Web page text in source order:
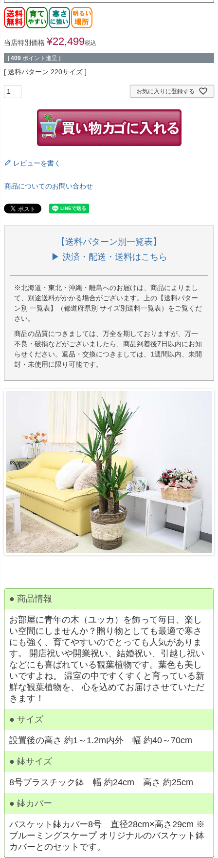
当店特別価格 ¥22,499税込
[ 409 ポイント進呈 ]
送料パターン 220サイズ
お気に入りに登録する
レビューを書く
商品についてのお問い合わせ
【送料パターン別一覧表】
▶ 決済・配送・送料はこちら
※北海道・東北・沖縄・離島へのお届けは、商品によりまし
て、別途送料がかかる場合がございます。上の【送料パター
ン別 一覧表】（都道府県別 サイズ別送料一覧表）をご覧くだ
さい。
商品の品質につきましては、万全を期しておりますが、万一
不良・破損などがございましたら、商品到着後7日以内にお知
らせください。返品・交換につきましては、1週間以内、未開
封・未使用に限り可能です。
● 商品情報
お部屋に青年の木（ユッカ）を飾って毎日、楽し
い空間にしませんか？贈り物としても最適で寒さ
にも強く、育てやすいのでとっても人気がありま
す。 開店祝いや開業祝い、結婚祝い、引越し祝い
などにも喜ばれている観葉植物です。葉色も美し
いですよね。 温室の中ですくすくと育っている新
鮮な観葉植物を、 心を込めてお届けさせていただ
きます！
● サイズ
設置後の高さ 約1～1.2m内外 幅 約40～70cm
● 鉢サイズ
8号プラスチック鉢 幅 約24cm 高さ 約25cm
● 鉢カバー
バスケット鉢カバー8号 直径28cm×高さ29cm ※
ブルーミングスケープ オリジナルのバスケット鉢
カバーとのセットです。